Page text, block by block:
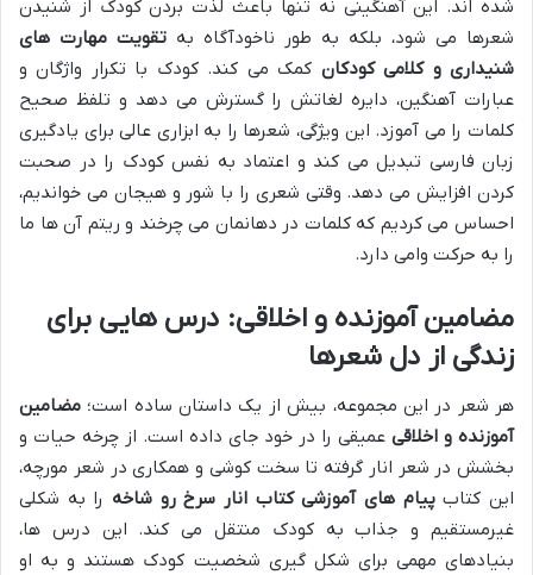
شده اند. این آهنگینی نه تنها باعث لذت بردن کودک از شنیدن
شعرها می شود، بلکه به طور ناخودآگاه به تقویت مهارت های
شنیداری و کلامی کودکان کمک می کند. کودک با تکرار واژگان و
عبارات آهنگین، دایره لغاتش را گسترش می دهد و تلفظ صحیح
کلمات را می آموزد. این ویژگی، شعرها را به ابزاری عالی برای یادگیری
زبان فارسی تبدیل می کند و اعتماد به نفس کودک را در صحبت
کردن افزایش می دهد. وقتی شعری را با شور و هیجان می خواندیم،
احساس می کردیم که کلمات در دهانمان می چرخند و ریتم آن ها ما
را به حرکت وامی دارد.
مضامین آموزنده و اخلاقی: درس هایی برای
زندگی از دل شعرها
هر شعر در این مجموعه، بیش از یک داستان ساده است؛ مضامین
آموزنده و اخلاقیعمیقی را در خود جای داده است. از چرخه حیات و
بخشش در شعر انار گرفته تا سخت کوشی و همکاری در شعر مورچه،
این کتابپیام های آموزشی کتاب انار سرخ رو شاخه را به شکلی
غیرمستقیم و جذاب به کودک منتقل می کند. این درس ها،
بنیادهای مهمی برای شکل گیری شخصیت کودک هستند و به او